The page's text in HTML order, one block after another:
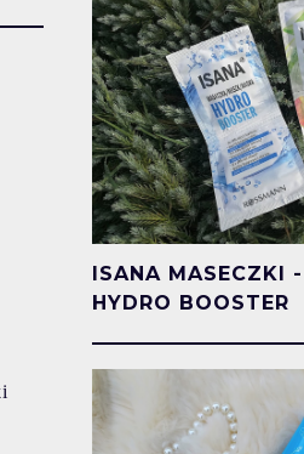
ISANA MASECZKI
HYDRO BOOSTER